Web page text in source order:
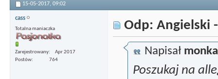
15-05-2017, 09:02
cass
Totalna maniaczka
Zarejestrowany
Apr 2017
Postów
764
Odp: Angielski
Napisał
Poszukaj na